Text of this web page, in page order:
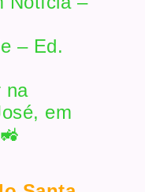
– Ed.
na
em